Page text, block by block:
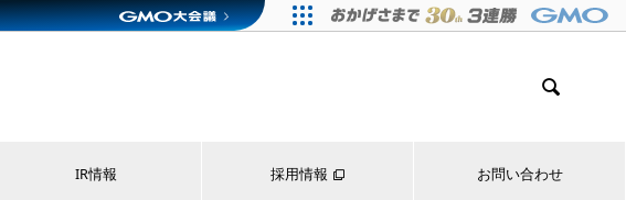

IR情報 採用情報 お問い合わせ